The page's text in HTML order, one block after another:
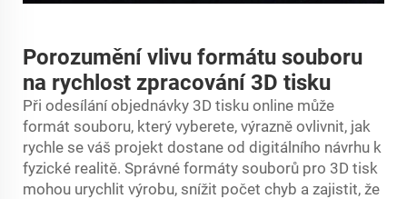
Porozumění vlivu formátu souboru
na rychlost zpracování 3D tisku
Při odesílání objednávky 3D tisku online může
formát souboru, který vyberete, výrazně ovlivnit, jak
rychle se váš projekt dostane od digitálního návrhu k
fyzické realitě. Správné formáty souborů pro 3D tisk
mohou urychlit výrobu, snížit počet chyb a zajistit, že